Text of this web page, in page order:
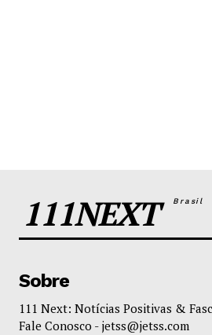
111NEXTBrasil
Sobre
111 Next: Notícias Positivas &
Fale Conosco - jetss@jetss.com